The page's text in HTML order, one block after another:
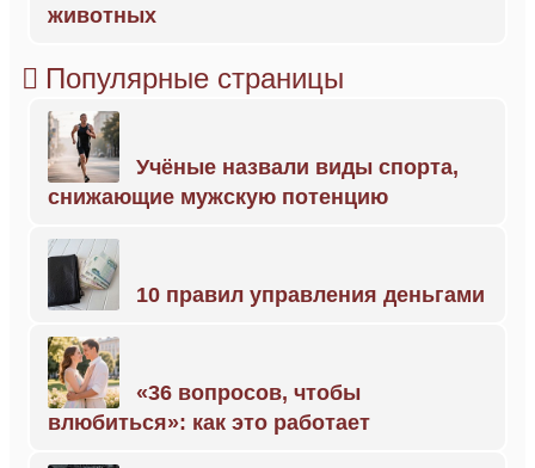
животных
Популярные страницы
Учёные назвали виды спорта,
снижающие мужскую потенцию
10 правил управления деньгами
«36 вопросов, чтобы
влюбиться»: как это работает